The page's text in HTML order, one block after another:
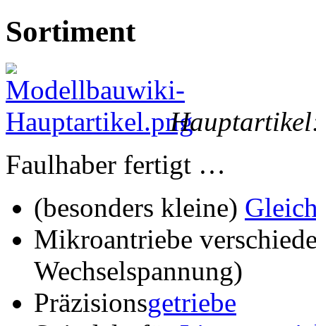
Sortiment
Faulhaber fertigt …
(besonders kleine)
Mikroantriebe
Wechselspannung)
Präzisionsgetriebe